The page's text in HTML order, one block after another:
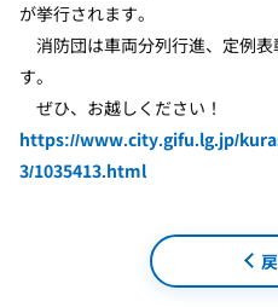
が挙行されます。
消防団は車両分列行進、定例
す。
ぜひ、お越しください！
https://www.city.gifu.lg.jp/
3/1035413.html